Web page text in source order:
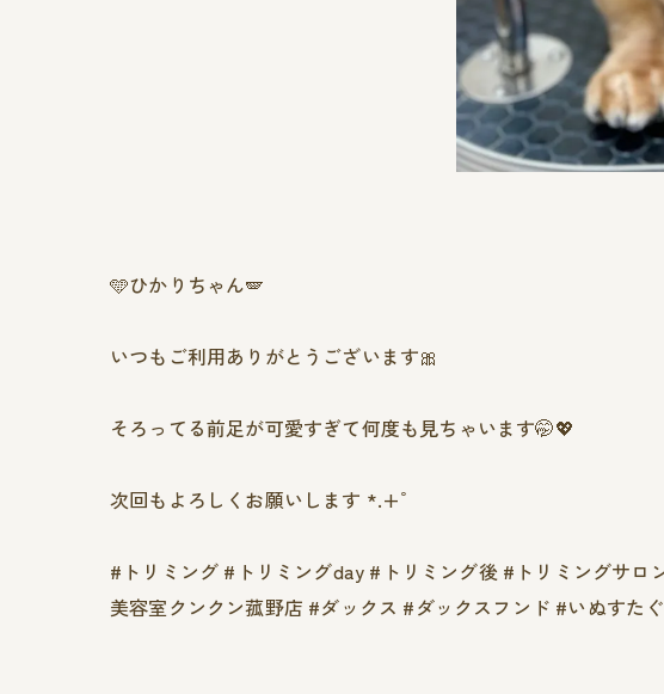
🩵ひかりちゃん🪽
いつもご利用ありがとうございます🎀
そろってる前足が可愛すぎて何度も見ちゃいます🤭︎‪💖
次回もよろしくお願いします *.+ﾟ
#トリミング #トリミングday #トリミング後 #トリミングサ
美容室クンクン菰野店 #ダックス #ダックスフンド #いぬすた